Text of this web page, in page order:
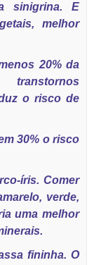
sinigrina. E
melhor
20% da
o risco de
30% o risco
íris. Comer
verde,
uma melhor
fininha. O